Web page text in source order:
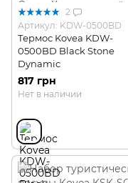
2
Артикул: KDW-0500BD
Термос Kovea KDW-
0500BD Black Stone
Dynamic
817 грн
Нет в наличии